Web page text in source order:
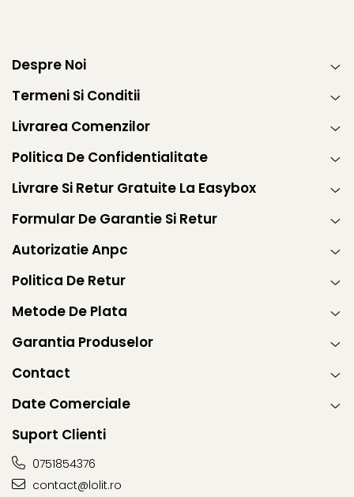
Despre Noi
Termeni Si Conditii
Livrarea Comenzilor
Politica De Confidentialitate
Livrare Si Retur Gratuite La Easybox
Formular De Garantie Si Retur
Autorizatie Anpc
Politica De Retur
Metode De Plata
Garantia Produselor
Contact
Date Comerciale
Suport Clienti
0751854376
contact@lolit.ro